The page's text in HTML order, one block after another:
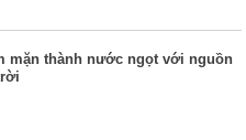
mặn thành nước ngọt với nguồn